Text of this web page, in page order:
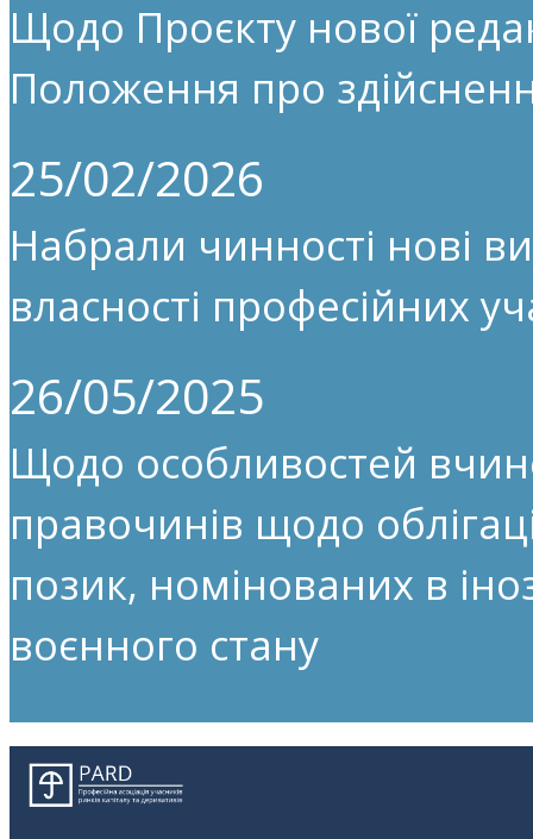
Щодо Проєкту нової
Положення про
25/02/2026
Набрали чинності нові
власності професійних
26/05/2025
Щодо особливостей
правочинів щодо
позик, номінованих в
воєнного стану